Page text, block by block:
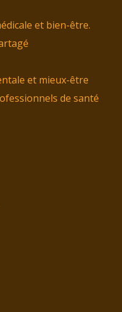
et bien-être.
et mieux-être
de santé